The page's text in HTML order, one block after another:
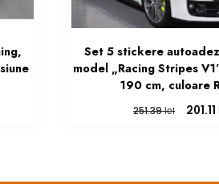
Set 5 stickere
model „Racing Stripes
190 cm, culoare
251.39lei
Prețul
201.11